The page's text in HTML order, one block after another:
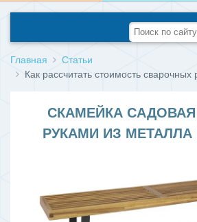
Главная
Статьи
Как рассчитать стоимость сварочных
СКАМЕЙКА
РУКАМИ ИЗ МЕТАЛЛА